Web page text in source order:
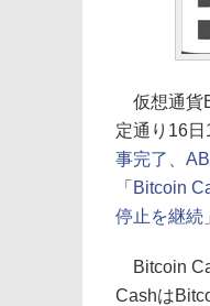
仮想通貨
定通り16日
事完了、
「 Bitcoin
停止を継続
Bitcoin
Cashは